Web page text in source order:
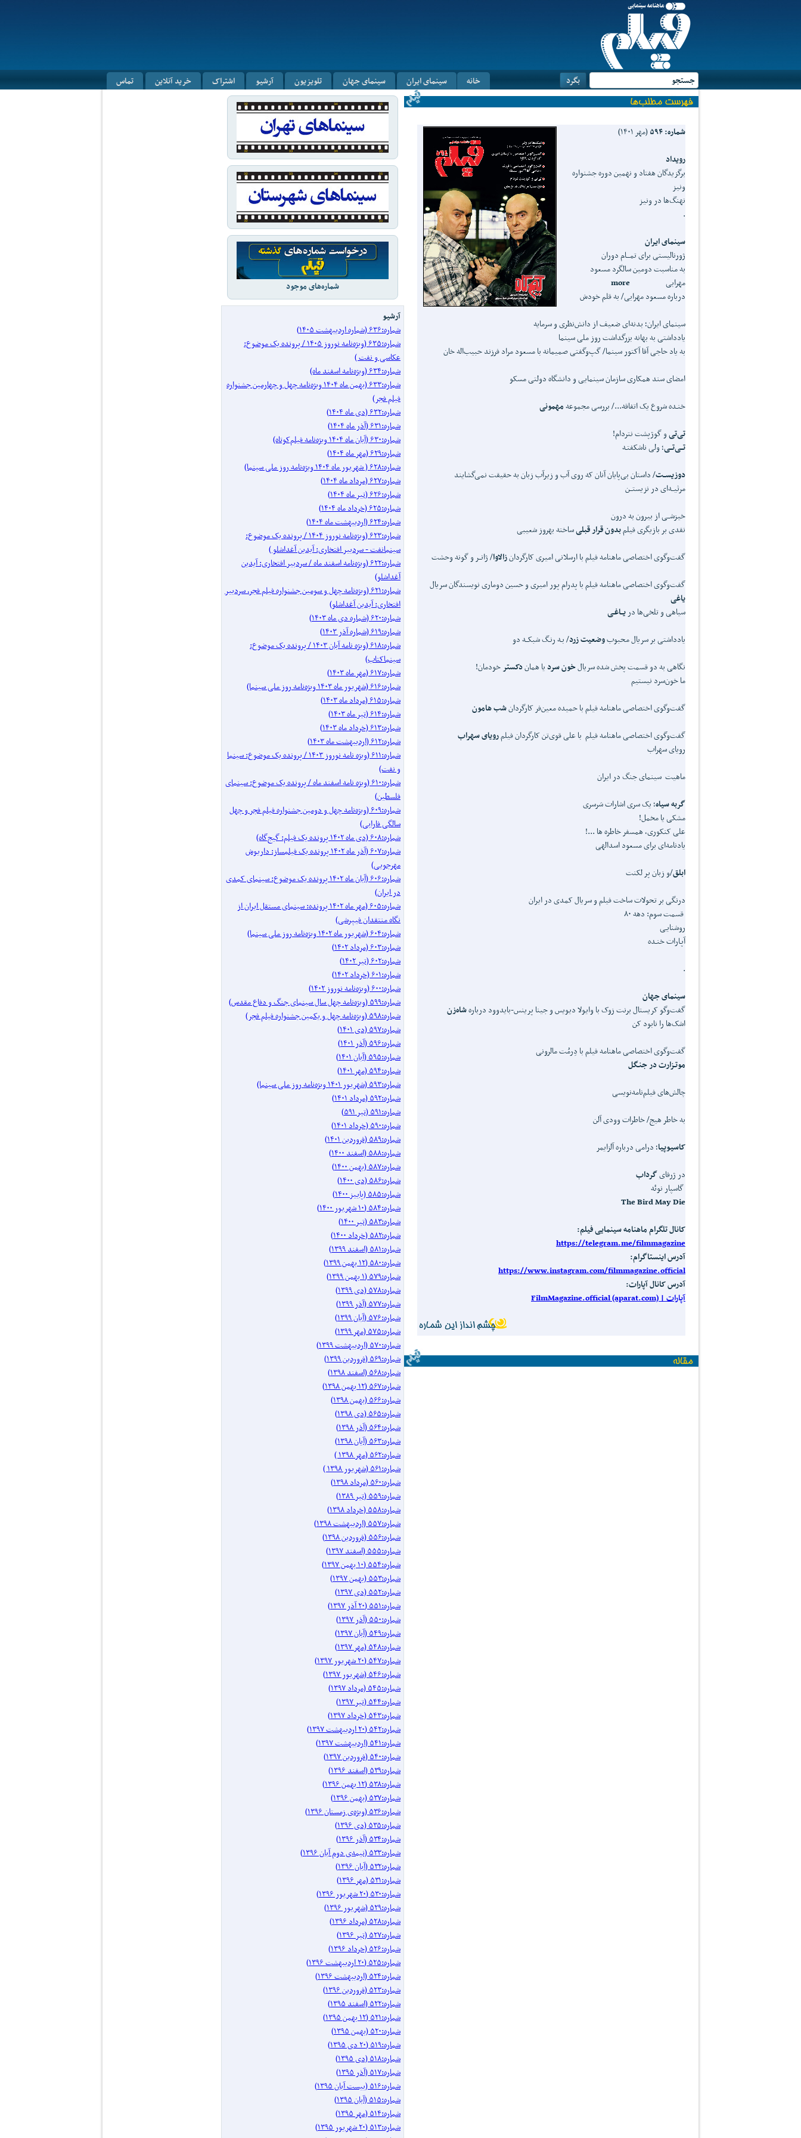
خانه سینمای ایران سینمای جهان تلویزیون آرشیو اشتراک خرید آنلاین تماس
شماره: ۵۹۴
(مهر ۱۴۰۱)
رویداد
برگزیدگان هفتاد و نهمین دوره جشنواره
ونیز
نهنگ‌ها در ونیز
.
سینمای ایران
ژورنالیستی برای تمـــام دوران
به مناسبت دومین سالگرد مسعود
مهرابی more
درباره مسعود مهرابی/ به قلم خودش
سینمای ایران؛ بدنه‌ای ضعیف از دانش‌نظری و سرمایه
یادداشتی به بهانه بزرگداشت روز ملی سینما
به یاد حاجی آقا آکتور سینما/ گپ‌وگفتی صمیمانه با مسعود مراد فرزند حبیب‌اله خان
امضای سند همکاری سازمان سینمایی و دانشگاه دولتی مسکو
خنـده شروع یک اتفاقه.../ بررسی مجموعهمهمونی
تی‌تیو گوژپشت نتردام!
تــی‌تــی؛ ولی ناشکفتـه
دوزیســت/ داستان بی‌پایان آنان که روی آب و زیرآب زبان به حقیقت نمی‌گشایند
مرثیــه‌ای در نزیستــن
خیزشــی از بیرون به درون
نقدی بر بازیگری فیلمبدون قرار قبلیساخته بهروز شعیبی
گفت‌وگوی اختصاصی ماهنامه فیلم با ارسلانی امیری کارگردانزالاوا/ ژانــر و گونه وحشت
گفت‌وگوی اختصاصی ماهنامه فیلم با پدرام پور امیری و حسین دوماری نویسندگان سریال
یاغی
سیاهی‌ و تلخی‌ها در یــاغـی
یادداشتی بر سریال محبوبوضعیت زرد/ بـه رنـگ شبکــه دو
نگاهی به دو قسمت پخش شده سریالخون سردیا هماندکستر خودمان!
ما خون‌سرد نیستیم
گفت‌وگوی اختصاصی ماهنامه فیلم با حمیده معین‌فر کارگردانشب هامون
گفت‌وگوی اختصاصی ماهنامه فیلم با علی قوی‌تن کارگردان فیلمرویایسهراب
رویای سهراب
ماهیت سینمای جنگ در ایران
گربه سیاه؛ یک سری اشارات سَرسری
مشکی یا مخمل!
علی کنکوری، همسفر خاطره ها ...!
یادنامه‌ای برای مسعود اسدالهی
ابلق/و زبان پر لکنت
درنگی بر تحولات ساخت فیلم و سریال کمدی در ایران
قسمت سوم: دهه ۸۰
روشنایـی
آپـارات خنـده
.
سینمای جهان
گفت‌وگو کریستال برنت زوک با وایولا دیویس و جینا پرینس-بایدوود دربارهشاه‌زن
اشک‌ها را نابود کن
گفت‌وگوی اختصاصی ماهنامه فیلم با دِرمُت مالرونی
موتـزارت در جنـگل
چالش‌های فیلم‌نامه‌نویسی
به خاطر هیج/ خاطرات وودی آلن
کاسیوپیا؛ درامی درباره آلزایمر
در ژرفایگرداب
گاسپار نوئه
The Bird May Die
کانال تلگرام ماهنامه سینمایی فیلم:
https://telegram.me/filmmagazine
آدرس اینستاگرام:
https://www.instagram.com/filmmagazine.official
آدرس کانال آپارات:
آپارات | FilmMagazine.official (aparat.com)
شماره‌های موجود
آرشیو
شماره:۶۳۶ (شماره اردیبهشت ۱۴۰۵)
شماره:۶۳۵ (ویژه‌نامه نوروز ۱۴۰۵ / پرونده یک موضوع:
عکاسی و نفت )
شماره:۶۳۴ (ویژه‌نامه اسفند ماه)
شماره:۶۳۳ (بهمن ماه ۱۴۰۴ ویژه‌نامه چهل‌ و‌ چهارمین جشنواره
فیلم فجر)
شماره:۶۳۲ (دی ماه ۱۴۰۴)
شماره:۶۳۱ (آذر ماه ۱۴۰۴)
شماره:۶۳۰ (آبان ماه ۱۴۰۴ ویژه‌نامه فیلم‌کوتاه)
شماره:۶۲۹ (مهر ماه ۱۴۰۴)
شماره:۶۲۸ ( شهریور ماه ۱۴۰۴ ویژه‌نامه روز ملی سینما)
شماره:۶۲۷ (مرداد ماه ۱۴۰۴)
شماره:۶۲۶ (تیر ماه ۱۴۰۴)
شماره:۶۲۵ (خرداد ماه ۱۴۰۴)
شماره:۶۲۴ (اردیبهشت ماه ۱۴۰۴)
شماره:۶۲۳ (ویژه‌نامه نوروز ۱۴۰۴ / پرونده یک موضوع:
سینمانفت - سردبیر افتخاری: آیدین آغداشلو )
شماره:۶۲۲ (ویژه‌نامه اسفند ماه / سردبیر افتخاری: آیدین
آغداشلو)
شماره:۶۲۱ (ویژه‌نامه چهل‌ و‌ سومین جشنواره فیلم فجر، سردبیر
افتخاری: آیدین آغداشلو)
شماره:۶۲۰ (شماره دی ماه ۱۴۰۳)
شماره:۶۱۹ (شماره آذر ۱۴۰۳)
شماره:۶۱۸ (ویژه نامه آبان ۱۴۰۳ / پرونده یک موضوع:
سینماکتاب)
شماره:۶۱۷ (مهر ماه ۱۴۰۳)
شماره:۶۱۶ (شهریور ماه ۱۴۰۳ ویژه‌نامه روز ملی سینما)
شماره:۶۱۵ (مرداد ماه ۱۴۰۳)
شماره:۶۱۴ (تیر ماه ۱۴۰۳)
شماره:۶۱۳ (خرداد ماه ۱۴۰۳)
شماره:۶۱۲ (اردیبهشت ماه ۱۴۰۳)
شماره:۶۱۱ (ویژه نامه نوروز ۱۴۰۳ / پرونده یک موضوع: سینما
و نفت)
شماره:۶۱۰ (ویژه نامه اسفند ماه / پرونده یک موضوع: سینمای
فلسطین)
شماره:۶۰۹ (ویژه‌نامه چهل و دومین جشنواره فیلم فجر و چهل
سالگی فارابی)
شماره:۶۰۸ (دی ماه ۱۴۰۲ پرونده یک فیلم: گیج‌گاه)
شماره:۶۰۷ (آذر ماه ۱۴۰۲ پرونده یک فیلمساز: داریوش
مهرجویی)
شماره:۶۰۶ (آبان ماه ۱۴۰۲ پرونده یک موضوع: سینمای کمدی
در ایران)
شماره:۶۰۵ (مهر ماه ۱۴۰۲ پرونده: سینمای مستقل ایران از
نگاه منتقدان فیپرشی)
شماره:۶۰۴ (شهریور ماه ۱۴۰۲ ویژه‌نامه روز ملی سینما)
شماره:۶۰۳ (مرداد ۱۴۰۲)
شماره:۶۰۲ (تیر ۱۴۰۲)
شماره:۶۰۱ (خرداد ۱۴۰۲)
شماره:۶۰۰ (ویژه‌نامه نوروز ۱۴۰۲)
شماره:۵۹۹ (ویژه‌نامه چهل سال سینمای جنگ و دفاع مقدس)
شماره:۵۹۸ (ویژه‌نامه چهل و یکمین جشنواره فیلم فجر)
شماره:۵۹۷ (دی ۱۴۰۱)
شماره:۵۹۶ (آذر ۱۴۰۱)
شماره:۵۹۵ (آبان ۱۴۰۱)
شماره:۵۹۴ (مهر ۱۴۰۱)
شماره:۵۹۳ (شهریور ۱۴۰۱ ویژه‌نامه روز ملی سینما)
شماره:۵۹۲ (مرداد ۱۴۰۱)
شماره:۵۹۱ (تیر ۵۹۱)
شماره:۵۹۰ (خرداد ۱۴۰۱)
شماره:۵۸۹ (فروردین ۱۴۰۱)
شماره:۵۸۸ (اسفند ۱۴۰۰)
شماره:۵۸۷ (بهمن ۱۴۰۰)
شماره:۵۸۶ (دی ۱۴۰۰)
شماره:۵۸۵ (پاییز ۱۴۰۰)
شماره:۵۸۴ (۱۰ شهریور ۱۴۰۰)
شماره:۵۸۳ (تیر ۱۴۰۰)
شماره:۵۸۲ (خرداد ۱۴۰۰)
شماره:۵۸۱ (اسفند ۱۳۹۹)
شماره:۵۸۰ (۱۲ بهمن ۱۳۹۹)
شماره:۵۷۹ (۱ بهمن ۱۳۹۹)
شماره:۵۷۸ (دی ۱۳۹۹)
شماره:۵۷۷ (آذر ۱۳۹۹)
شماره:۵۷۶ (آبان ۱۳۹۹)
شماره:۵۷۵ (مهر ۱۳۹۹)
شماره:۵۷۰ (اردیبهشت ۱۳۹۹)
شماره:۵۶۹ (فروردین ۱۳۹۹)
شماره:۵۶۸ (اسفند ۱۳۹۸)
شماره:۵۶۷ (۱۲ بهمن ۱۳۹۸)
شماره:۵۶۶ (بهمن ۱۳۹۸)
شماره:۵۶۵ (دی ۱۳۹۸)
شماره:۵۶۴ (آذر ۱۳۹۸)
شماره:۵۶۳ (آیان ۱۳۹۸)
شماره:۵۶۲ (مهر ۱۳۹۸ )
شماره:۵۶۱ (شهریور ۱۳۹۸ )
شماره:۵۶۰ (مرداد ۱۳۹۸)
شماره:۵۵۹ (تیر ۱۳۸۹)
شماره:۵۵۸ (خرداد ۱۳۹۸)
شماره:۵۵۷ (اردیبهشت ۱۳۹۸)
شماره:۵۵۶ (فروردین ۱۳۹۸)
شماره:۵۵۵ (اسفند ۱۳۹۷)
شماره:۵۵۴ (۱۰ بهمن ۱۳۹۷)
شماره:۵۵۳ (بهمن ۱۳۹۷)
شماره:۵۵۲ (دی ۱۳۹۷)
شماره:۵۵۱ (۲۰ آذر ۱۳۹۷)
شماره:۵۵۰ (آذر ۱۳۹۷)
شماره:۵۴۹ (آبان ۱۳۹۷)
شماره:۵۴۸ (مهر ۱۳۹۷)
شماره:۵۴۷ (۲۰ شهریور ۱۳۹۷)
شماره:۵۴۶ (شهریور ۱۳۹۷)
شماره:۵۴۵ (مرداد ۱۳۹۷)
شماره:۵۴۴ (تیر ۱۳۹۷)
شماره:۵۴۳ (خرداد ۱۳۹۷)
شماره:۵۴۲ (۲۰ اردیبهشت ۱۳۹۷)
شماره:۵۴۱ (اردیبهشت ۱۳۹۷)
شماره:۵۴۰ (فروردین ۱۳۹۷)
شماره:۵۳۹ (اسفند ۱۳۹۶)
شماره:۵۳۸ (۱۲ بهمن ۱۳۹۶)
شماره:۵۳۷ (بهمن ۱۳۹۶)
شماره:۵۳۶ (ویژه‌ی زمستان ۱۳۹۶)
شماره:۵۳۵ (دی ۱۳۹۶)
شماره:۵۳۴ (آذر ۱۳۹۶)
شماره:۵۳۳ (نیمه‌ی دوم آبان ۱۳۹۶)
شماره:۵۳۲ (آبان ۱۳۹۶)
شماره:۵۳۱ (مهر ۱۳۹۶)
شماره:۵۳۰ (۲۰ شهریور ۱۳۹۶)
شماره:۵۲۹ (شهریور ۱۳۹۶)
شماره:۵۲۸ (مرداد ۱۳۹۶)
شماره:۵۲۷ (تیر ۱۳۹۶)
شماره:۵۲۶ (خرداد ۱۳۹۶)
شماره:۵۲۵ (۲۰ اردیبهشت ۱۳۹۶)
شماره:۵۲۴ (اردیبهشت ۱۳۹۶)
شماره:۵۲۳ (فروردین ۱۳۹۶)
شماره:۵۲۲ (اسفند ۱۳۹۵)
شماره:۵۲۱ (۱۲ بهمن ۱۳۹۵)
شماره:۵۲۰ (بهمن ۱۳۹۵)
شماره:۵۱۹ (۲۰ دی ۱۳۹۵)
شماره:۵۱۸ (دی ۱۳۹۵)
شماره:۵۱۷ (آذر ۱۳۹۵)
شماره:۵۱۶ (بیست آبان ۱۳۹۵)
شماره:۵۱۵ (آبان ۱۳۹۵)
شماره:۵۱۴ (مهر ۱۳۹۵)
شماره:۵۱۳ (۲۰ شهریور ۱۳۹۵)